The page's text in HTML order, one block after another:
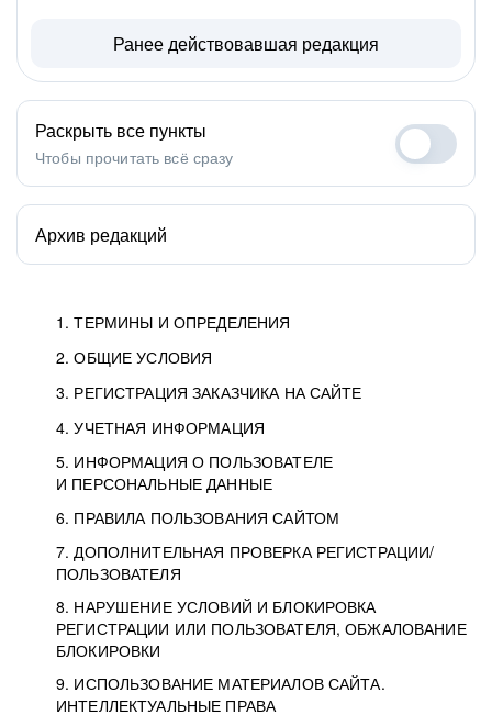
1. ТЕРМИНЫ И ОПРЕДЕЛЕНИЯ
2. ОБЩИЕ УСЛОВИЯ
3. РЕГИСТРАЦИЯ ЗАКАЗЧИКА НА САЙТЕ
4. УЧЕТНАЯ ИНФОРМАЦИЯ
5. ИНФОРМАЦИЯ О ПОЛЬЗОВАТЕЛЕ
И ПЕРСОНАЛЬНЫЕ ДАННЫЕ
6. ПРАВИЛА ПОЛЬЗОВАНИЯ САЙТОМ
7. ДОПОЛНИТЕЛЬНАЯ ПРОВЕРКА РЕГИСТРАЦИИ/
ПОЛЬЗОВАТЕЛЯ
8. НАРУШЕНИЕ УСЛОВИЙ И БЛОКИРОВКА
РЕГИСТРАЦИИ ИЛИ ПОЛЬЗОВАТЕЛЯ, ОБЖАЛОВАНИЕ
БЛОКИРОВКИ
9. ИСПОЛЬЗОВАНИЕ МАТЕРИАЛОВ САЙТА.
ИНТЕЛЛЕКТУАЛЬНЫЕ ПРАВА
Ранее действовавшая редакция
Раскрыть все пункты
Чтобы прочитать всё сразу
Архив редакций